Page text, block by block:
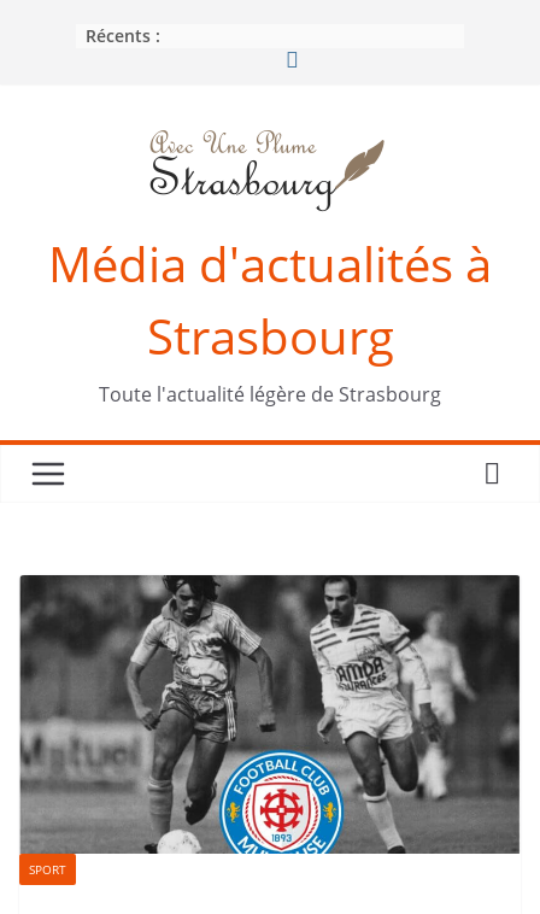
Récents :
Média d'actualités à
Strasbourg
Toute l'actualité légère de Strasbourg
SPORT